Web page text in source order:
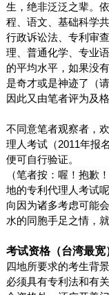
生，绝非泛泛之辈。
程、语文、基础科学共
行政诉讼法、专利审
理、普通化学、专业
的平均水平，如果没
是奇才或是神迹了（
因此又由笔者评为及格
不同意笔者观察者，
理人考试（2011年报
便可自行验证。
（笔者按：喔！抱歉
地的专利代理人考试
向因为诸多考虑可能
水的同胞手足之情，
考试资格（台湾最宽
四地所要求的考生背
必须具有专利法和有